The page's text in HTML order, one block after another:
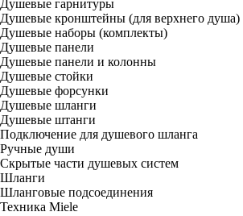
Душевые гарнитуры
Душевые кронштейны (для верхнего душа)
Душевые наборы (комплекты)
Душевые панели
Душевые панели и колонны
Душевые стойки
Душевые форсунки
Душевые шланги
Душевые штанги
Подключение для душевого шланга
Ручные души
Скрытые части душевых систем
Шланги
Шланговые подсоединения
Техника Miele